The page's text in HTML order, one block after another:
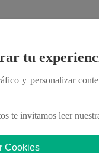
de Enrique Bunbury
en Terminal 5 de
y a
en Lima, Perú”,
tu
y personalizar
te invitamos leer
Cookies